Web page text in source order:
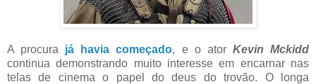
A procura já havia começado, e o ator Kevin Mckidd
continua demonstrando muito interesse em encarnar nas
telas de cinema o papel do deus do trovão. O longa